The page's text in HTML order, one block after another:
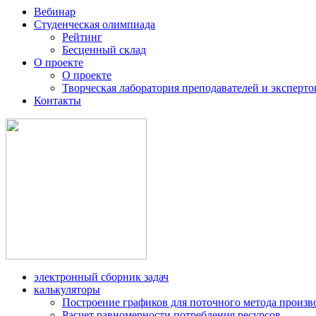
Вебинар
Студенческая олимпиада
Рейтинг
Бесценный склад
О проекте
О проекте
Творческая лаборатория преподавателей и
Контакты
электронный сборник задач
калькуляторы
Построение графиков для поточного метода